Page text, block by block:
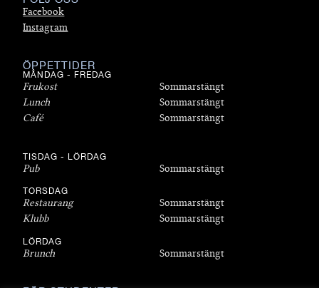
Facebook
Instagram
ÖPPETTIDER
MÅNDAG - FREDAG
Frukost
Lunch
Café
Sommarstängt
Sommarstängt
Sommarstängt
TISDAG - LÖRDAG
Pub Sommarstängt
TORSDAG
Restaurang
Klubb
Sommarstängt
Sommarstängt
LÖRDAG
Brunch Sommarstängt